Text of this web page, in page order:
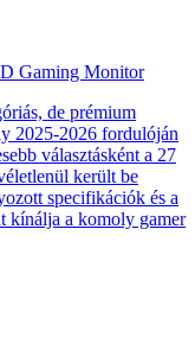
Gaming Monitor
de prémium
2025-2026 fordulóján
választásként a 27
került be
specifikációk és a
kínálja a komoly gamer